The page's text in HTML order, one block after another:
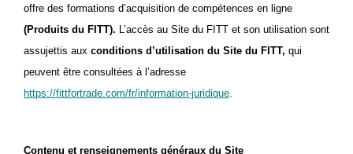
offre des formations d’acquisition de compétences en ligne
(Produits du FITT). L’accès au Site du FITT et son utilisation sont
assujettis aux conditions d’utilisation du Site du FITT, qui
peuvent être consultées à l’adresse
https://fittfortrade.com/fr/information-juridique.
Contenu et renseignements généraux du Site